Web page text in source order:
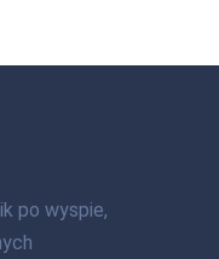
po wyspie,